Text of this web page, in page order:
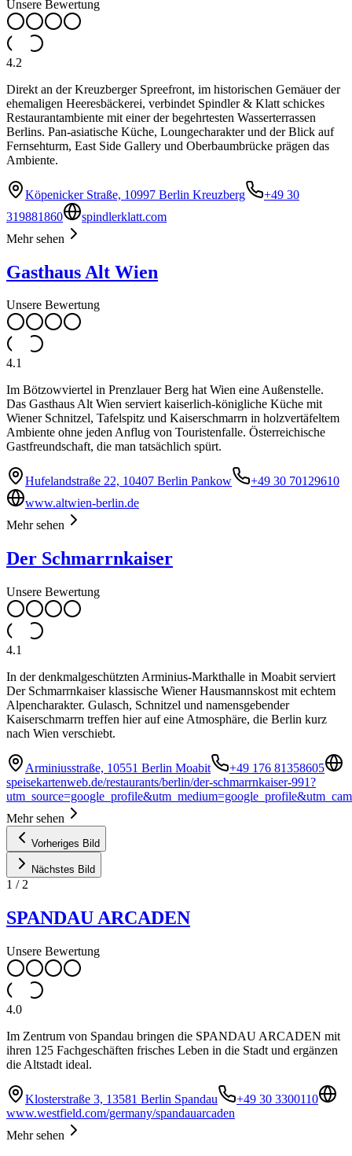
Unsere Bewertung
4.2
Direkt an der Kreuzberger Spreefront, im historischen Gemäuer der
ehemaligen Heeresbäckerei, verbindet Spindler & Klatt schickes
Restaurantambiente mit einer der begehrtesten Wasserterrassen
Berlins. Pan-asiatische Küche, Loungecharakter und der Blick auf
Fernsehturm, East Side Gallery und Oberbaumbrücke prägen das
Ambiente.
Köpenicker Straße, 10997 Berlin Kreuzberg
+49 30
319881860
spindlerklatt.com
Mehr sehen
Gasthaus Alt Wien
Unsere Bewertung
4.1
Im Bötzowviertel in Prenzlauer Berg hat Wien eine Außenstelle.
Das Gasthaus Alt Wien serviert kaiserlich-königliche Küche mit
Wiener Schnitzel, Tafelspitz und Kaiserschmarrn in holzvertäfeltem
Ambiente ohne jeden Anflug von Touristenfalle. Österreichische
Gastfreundschaft, die man tatsächlich spürt.
Hufelandstraße 22, 10407 Berlin Pankow
+49 30 70129610
www.altwien-berlin.de
Mehr sehen
Der Schmarrnkaiser
Unsere Bewertung
4.1
In der denkmalgeschützten Arminius-Markthalle in Moabit serviert
Der Schmarrnkaiser klassische Wiener Hausmannskost mit echtem
Alpencharakter. Gulasch, Schnitzel und namensgebender
Kaiserschmarrn treffen hier auf eine Atmosphäre, die Berlin kurz
nach Wien verschiebt.
Arminiusstraße, 10551 Berlin Moabit
+49 176 81358605
speisekartenweb.de/restaurants/berlin/der-schmarrnkaiser-991?
Mehr sehen
Vorheriges Bild
Nächstes Bild
1 / 2
SPANDAU ARCADEN
Unsere Bewertung
4.0
Im Zentrum von Spandau bringen die SPANDAU ARCADEN mit
ihren 125 Fachgeschäften frisches Leben in die Stadt und ergänzen
die Altstadt ideal.
Klosterstraße 3, 13581 Berlin Spandau
+49 30 3300110
www.westfield.com/germany/spandauarcaden
Mehr sehen